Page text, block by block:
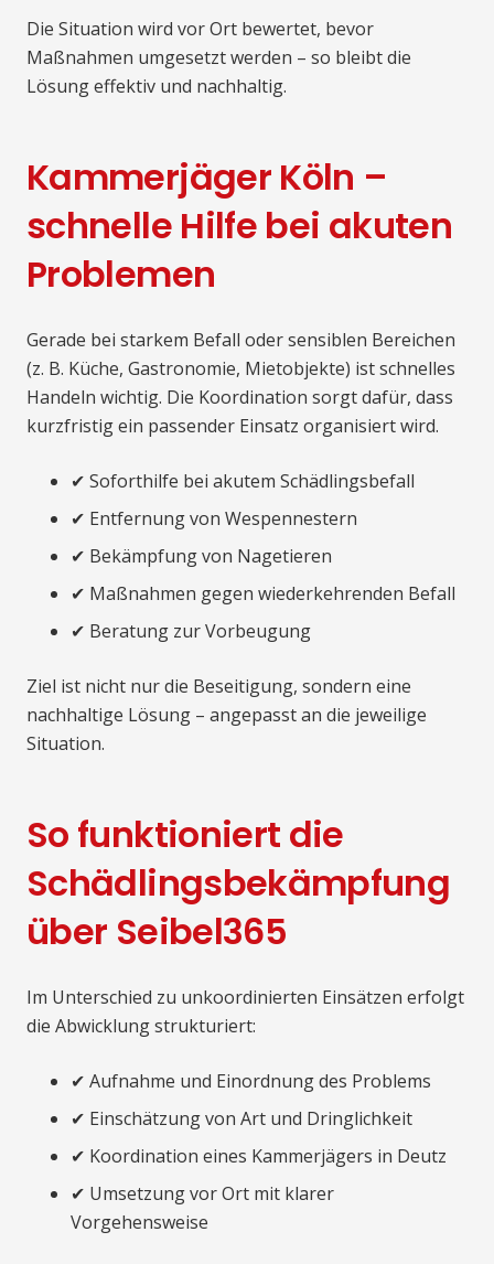
Die Situation wird vor Ort bewertet, bevor
Maßnahmen umgesetzt werden – so bleibt die
Lösung effektiv und nachhaltig.
Kammerjäger Köln –
schnelle Hilfe bei akuten
Problemen
Gerade bei starkem Befall oder sensiblen Bereichen
(z. B. Küche, Gastronomie, Mietobjekte) ist schnelles
Handeln wichtig. Die Koordination sorgt dafür, dass
kurzfristig ein passender Einsatz organisiert wird.
✔ Soforthilfe bei akutem Schädlingsbefall
✔ Entfernung von Wespennestern
✔ Bekämpfung von Nagetieren
✔ Maßnahmen gegen wiederkehrenden Befall
✔ Beratung zur Vorbeugung
Ziel ist nicht nur die Beseitigung, sondern eine
nachhaltige Lösung – angepasst an die jeweilige
Situation.
So funktioniert die
Schädlingsbekämpfung
über Seibel365
Im Unterschied zu unkoordinierten Einsätzen erfolgt
die Abwicklung strukturiert:
✔ Aufnahme und Einordnung des Problems
✔ Einschätzung von Art und Dringlichkeit
✔ Koordination eines Kammerjägers in Deutz
✔ Umsetzung vor Ort mit klarer
Vorgehensweise